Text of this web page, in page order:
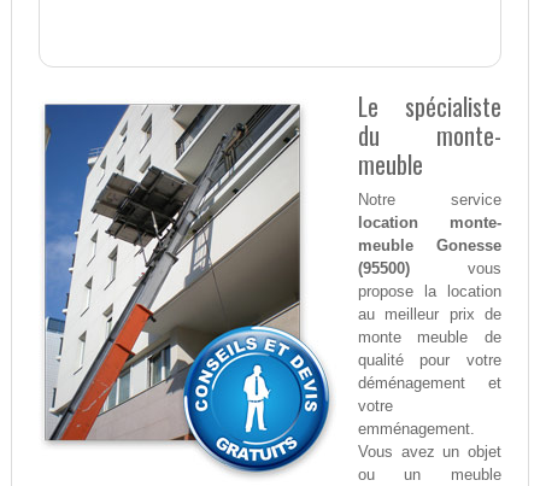
Le spécialiste
du monte-
meuble
Notre service
location monte-
meuble Gonesse
(95500)vous
propose la location
au meilleur prix de
monte meuble de
qualité pour votre
déménagement et
votre
emménagement.
Vous avez un objet
ou un meuble